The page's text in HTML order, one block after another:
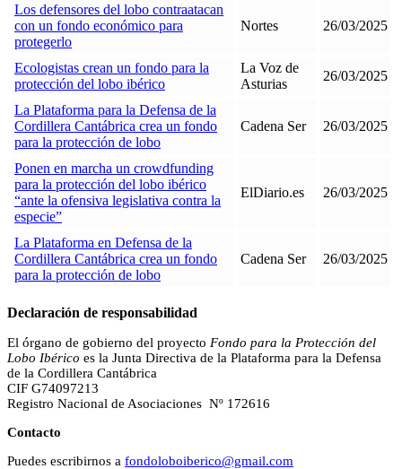
Los defensores del lobo contraatacan
con un fondo económico para
protegerlo
Nortes 26/03/2025
Ecologistas crean un fondo para la
protección del lobo ibérico
La Voz de
Asturias
26/03/2025
La Plataforma para la Defensa de la
Cordillera Cantábrica crea un fondo
para la protección de lobo
Cadena Ser 26/03/2025
Ponen en marcha un crowdfunding
para la protección del lobo ibérico
“ante la ofensiva legislativa contra la
especie”
ElDiario.es 26/03/2025
La Plataforma en Defensa de la
Cordillera Cantábrica crea un fondo
para la protección de lobo
Cadena Ser 26/03/2025
Declaración de responsabilidad
El órgano de gobierno del proyecto Fondo para la Protección del
Lobo Ibérico es la Junta Directiva de la Plataforma para la Defensa
de la Cordillera Cantábrica
CIF G74097213
Registro Nacional de Asociaciones Nº 172616
Contacto
Puedes escribirnos a fondoloboiberico@gmail.com